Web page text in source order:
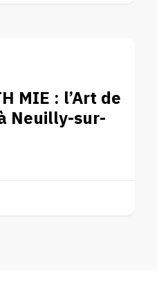
MIE : l’Art de
Neuilly-sur-